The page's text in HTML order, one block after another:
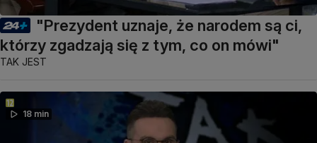
"Prezydent uznaje, że narodem są ci,
którzy zgadzają się z tym, co on mówi"
TAK JEST
18 min